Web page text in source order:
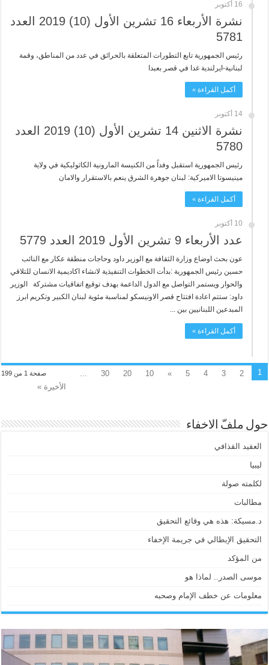
16 أكتوبر
نشرة الأربعاء 16 تشرين الأول (10) 2019 العدد
5781
رئيس الجمهورية تابع التطورات المتعلقة بالحرائق في عدد من المناطق، وقمة
لبنانية-ايرلندية غدا في قصر بعبدا
أكمل القراءة »
14 أكتوبر
نشرة الاثنين 14 تشرين الأول (10) 2019 العدد
5780
رئيس الجمهورية استقبل وفداً من الكنيسة المارونية الكاثوليكية في ولاية
مينيسوتا الاميركية: لبنان جوهرة الشرق ينعم بالاستقرار والامان
أكمل القراءة »
10 أكتوبر
عدد الأربعاء 9 تشرين الأول 2019 العدد 5779
عون بحث اوضاع وزارة الثقافة مع الوزير داود وحاجات منطقة عكار مع النائب
حسين رئيس الجمهورية :بدأت الخطوات التنفيذية لانشاء اكاديمية الانسان للتلاقي
والحوار ويستمر التواصل مع الدول الداعمة بهدف توقيع اتفاقيات مشتركة الوزير
داود: ستتم اعادة افتتاح قصر الاونيسكو لمناسبة مئوية لبنان الكبير وتكريم ابرز
المبدعين اللبنانيين بين ...
أكمل القراءة »
صفحة 1 من 199 1
2
3
4
5
»
10
20
30
...
الأخيرة »
حول ملفّ الاخفاء
العقيد القذافي
ليبيا
لكلمته صولة
مطالبات
د.مسيكة: هذه هي وقائع التحقيق
التحقيق الإيطالي في جريمة الإخفاء
من المؤكد
موسى الصدر.. لماذا هو
معلومات عن خطف الإمام وصحبه